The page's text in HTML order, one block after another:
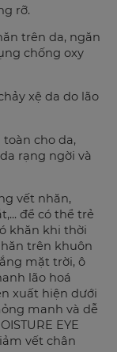
rỡ.
trên da, ngăn
chống oxy
xệ da do lão
cho da,
da rạng ngời và
vết nhăn,
để có thể trẻ
khăn khi thời
trên khuôn
mặt trời, ô
lão hoá
xuất hiện dưới
manh và dễ
EYE
vết chân